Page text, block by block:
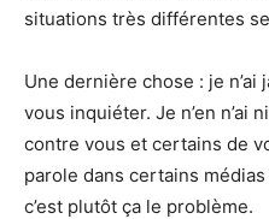
situations très différentes
Une dernière chose : je
vous inquiéter. Je n’en n’ai
contre vous et certains de
parole dans certains
c’est plutôt ça le problème.